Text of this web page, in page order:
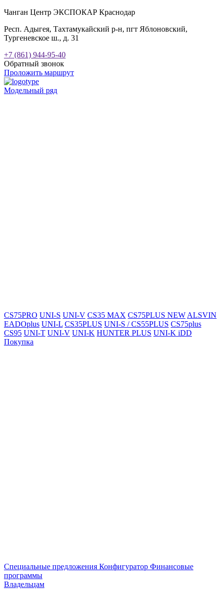
Чанган Центр ЭКСПОКАР Краснодар
Респ. Адыгея, Тахтамукайский р-н, пгт Яблоновский,
Тургеневское ш., д. 31
+7 (861) 944-95-40
Обратный звонок
Проложить маршрут
Модельный ряд
CS75PRO UNI-S UNI-V CS35 MAX CS75PLUS NEW ALSVIN
EADOplus UNI-L CS35PLUS UNI-S / CS55PLUS CS75plus
CS95 UNI-T UNI-V UNI-K HUNTER PLUS UNI-K iDD
Покупка
Специальные предложения Конфигуратор Финансовые
программы
Владельцам